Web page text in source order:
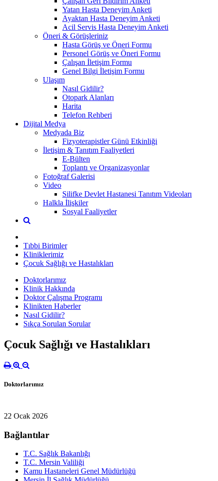
Yatan Hasta Deneyim Anketi
Ayaktan Hasta Deneyim Anketi
Acil Servis Hasta Deneyim Anketi
Öneri & Görüşleriniz
Hasta Görüş ve Öneri Formu
Personel Görüş ve Öneri Formu
Çalışan İletişim Formu
Genel Bilgi İletişim Formu
Ulaşım
Nasıl Gidilir?
Otopark Alanları
Harita
Telefon Rehberi
Dijital Medya
Medyada Biz
Fizyoterapistler Günü Etkinliği
İletişim & Tanıtım Faaliyetleri
E-Bülten
Toplantı ve Organizasyonlar
Fotoğraf Galerisi
Video
Silifke Devlet Hastanesi Tanıtım Videoları
Halkla İlişkiler
Sosyal Faaliyetler
Tıbbi Birimler
Kliniklerimiz
Çocuk Sağlığı ve Hastalıkları
Doktorlarımız
Klinik Hakkında
Doktor Çalışma Programı
Klinikten Haberler
Nasıl Gidilir?
Sıkça Sorulan Sorular
Çocuk Sağlığı ve Hastalıkları
Doktorlarımız
22 Ocak 2026
Bağlantılar
T.C. Sağlık Bakanlığı
T.C. Mersin Valiliği
Kamu Hastaneleri Genel Müdürlüğü